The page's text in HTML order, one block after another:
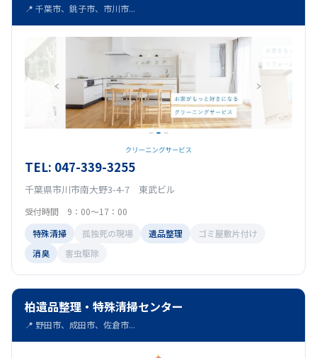
📍 千葉市、銚子市、市川市...
TEL: 047-339-3255
千葉県市川市南大野3-4-7 東武ビル
受付時間 9：00～17：00
特殊清掃
孤独死の現場 遺品整理
ゴミ屋敷片付け
消臭
害虫駆除
柏遺品整理・特殊清掃センター
📍 野田市、成田市、佐倉市...